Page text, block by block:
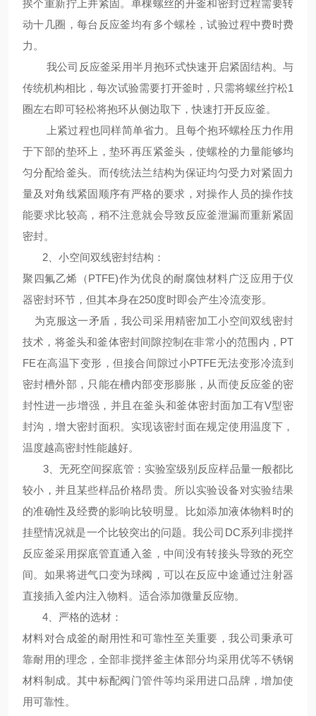
挨个重新拧上并紧固。单棵螺丝的开釜和密封过程需要转
动十几圈，每台反应釜均有多个螺栓，试验过程中费时费
力。
我公司反应釜采用半月抱环式快速开启紧固结构。与
传统机构相比，每次试验需要打开釜时，只需将螺丝拧松1
圈左右即可轻松将抱环从侧边取下，快速打开反应釜。
上紧过程也同样简单省力。且每个抱环螺栓压力作用
于下部的垫环上，垫环再压紧釜头，使螺栓的力量能够均
匀分配给釜头。而传统法兰结构为保证均匀受力对紧固力
量及对角线紧固顺序有严格的要求，对操作人员的操作技
能要求比较高，稍不注意就会导致反应釜泄漏而重新紧固
密封。
2、 小空间双线密封结构 ：
聚四氟乙烯（PTFE)作为优良的耐腐蚀材料广泛应用于仪
器密封环节，但其本身在250度时即会产生冷流变形。
为克服这一矛盾，我公司采用精密加工小空间双线密封
技术，将釜头和釜体密封间隙控制在非常小的范围内，PT
FE在高温下变形，但接合间隙过小PTFE无法变形冷流到
密封槽外部，只能在槽内部变形膨胀，从而使反应釜的密
封性进一步增强，并且在釜头和釜体密封面加工有V型密
封沟，增大密封面积。实现该密封面在规定使用温度下，
温度越高密封性能越好。
3、 无死空间探底管 ： 实验室级别反应样品量一般都比
较小，并且某些样品价格昂贵。所以实验设备对实验结果
的准确性及经费的影响比较明显。比如添加液体物料时的
挂壁情况就是一个比较突出的问题。我公司DC系列非搅拌
反应釜采用探底管直通入釜，中间没有转接头导致的死空
间。如果将进气口变为球阀，可以在反应中途通过注射器
直接插入釜内注入物料。适合添加微量反应物。
4、 严格的选材 ：
材料对合成釜的耐用性和可靠性至关重要，我公司秉承可
靠耐用的理念，全部非搅拌釜主体部分均采用优等不锈钢
材料制成。其中标配阀门管件等均采用进口品牌，增加使
用可靠性。